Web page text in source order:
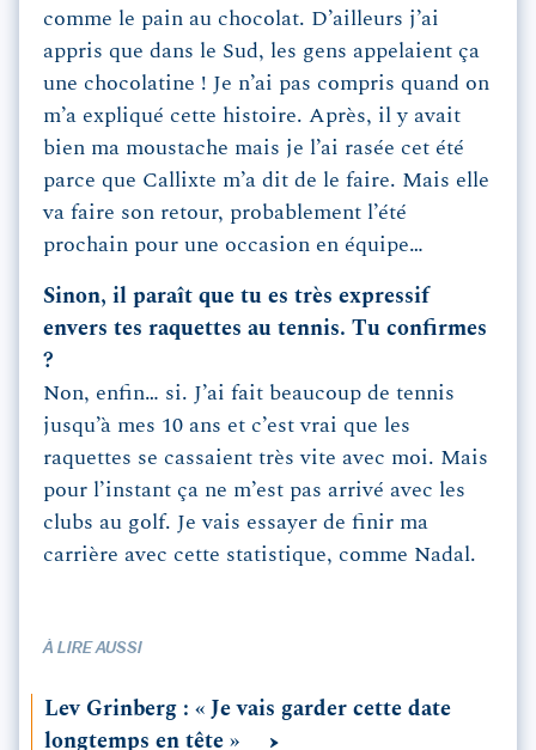
comme le pain au chocolat. D’ailleurs j’ai
appris que dans le Sud, les gens appelaient ça
une chocolatine ! Je n’ai pas compris quand on
m’a expliqué cette histoire. Après, il y avait
bien ma moustache mais je l’ai rasée cet été
parce que Callixte m’a dit de le faire. Mais elle
va faire son retour, probablement l’été
prochain pour une occasion en équipe…
Sinon, il paraît que tu es très expressif
envers tes raquettes au tennis. Tu confirmes
?
Non, enfin… si. J’ai fait beaucoup de tennis
jusqu’à mes 10 ans et c’est vrai que les
raquettes se cassaient très vite avec moi. Mais
pour l’instant ça ne m’est pas arrivé avec les
clubs au golf. Je vais essayer de finir ma
carrière avec cette statistique, comme Nadal.
À LIRE AUSSI
Lev Grinberg : « Je vais garder cette date
longtemps en tête »